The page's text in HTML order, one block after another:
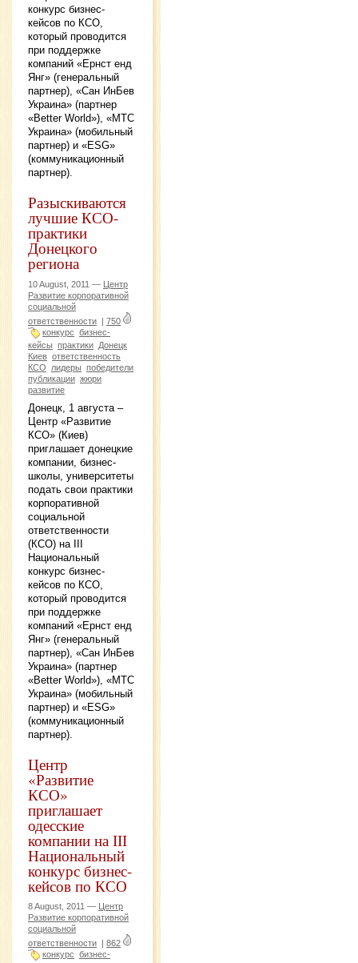
конкурс бизнес-
кейсов по КСО,
который проводится
при поддержке
компаний «Ернст енд
Янг» (генеральный
партнер), «Сан ИнБев
Украина» (партнер
«Better World»), «МТС
Украина» (мобильный
партнер) и «ESG»
(коммуникационный
партнер).
Разыскиваются
лучшие КСО-
практики
Донецкого
региона
10 August, 2011 — Центр
Развитие корпоративной
социальной
ответственности | 750
конкурс бизнес-
кейсы практики Донецк
Киев ответственность
КСО
лидеры победители
публикации жюри
развитие
Донецк, 1 августа –
Центр «Развитие
КСО» (Киев)
приглашает донецкие
компании, бизнес-
школы, университеты
подать свои практики
корпоративной
социальной
ответственности
(КСО) на ІІІ
Национальный
конкурс бизнес-
кейсов по КСО,
который проводится
при поддержке
компаний «Ернст енд
Янг» (генеральный
партнер), «Сан ИнБев
Украина» (партнер
«Better World»), «МТС
Украина» (мобильный
партнер) и «ESG»
(коммуникационный
партнер).
Центр
«Развитие
КСО»
приглашает
одесские
компании на ІІІ
Национальный
конкурс бизнес-
кейсов по КСО
8 August, 2011 —
Центр
Развитие корпоративной
социальной
ответственности
862
конкурс бизнес-